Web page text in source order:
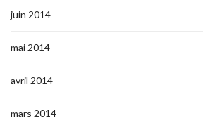
juin 2014
mai 2014
avril 2014
mars 2014